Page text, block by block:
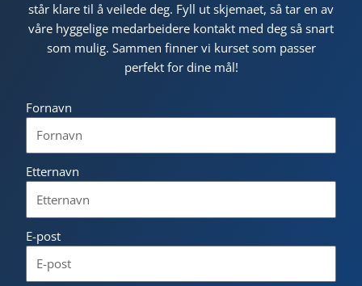
står klare til å veilede deg. Fyll ut skjemaet, så tar en av
våre hyggelige medarbeidere kontakt med deg så snart
som mulig. Sammen finner vi kurset som passer
perfekt for dine mål!
Fornavn
Etternavn
E-post